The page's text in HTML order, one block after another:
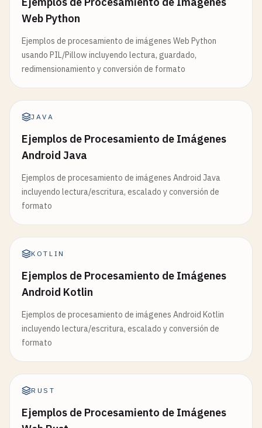
Web Python
Ejemplos de procesamiento de imágenes Web Python
usando PIL/Pillow incluyendo lectura, guardado,
redimensionamiento y conversión de formato
JAVA
Ejemplos de Procesamiento de Imágenes
Android Java
Ejemplos de procesamiento de imágenes Android Java
incluyendo lectura/escritura, escalado y conversión de
formato
KOTLIN
Ejemplos de Procesamiento de Imágenes
Android Kotlin
Ejemplos de procesamiento de imágenes Android Kotlin
incluyendo lectura/escritura, escalado y conversión de
formato
RUST
Ejemplos de Procesamiento de Imágenes